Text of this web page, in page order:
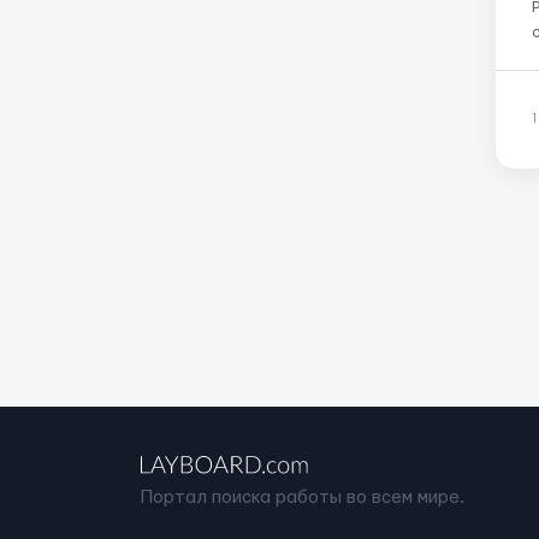
Портал поиска работы во всем мире.